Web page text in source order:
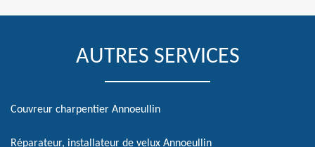
AUTRES SERVICES
Couvreur charpentier Annoeullin
Réparateur, installateur de velux Annoeullin